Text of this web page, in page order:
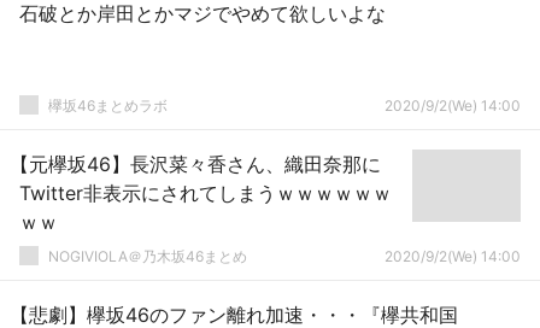
石破とか岸田とかマジでやめて欲しいよな
欅坂46まとめラボ 2020/9/2(We) 14:00
【元欅坂46】長沢菜々香さん、織田奈那に
Twitter非表示にされてしまうｗｗｗｗｗｗ
ｗｗ
NOGIVIOLA＠乃木坂46まとめ 2020/9/2(We) 14:00
【悲劇】欅坂46のファン離れ加速・・・『欅共和国